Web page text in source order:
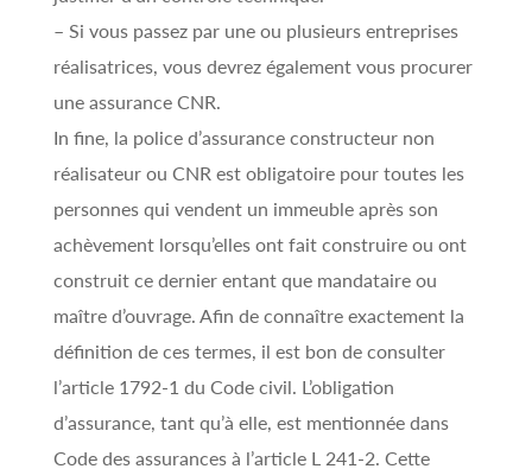
– Si vous passez par une ou plusieurs entreprises
réalisatrices, vous devrez également vous procurer
une assurance CNR.
In fine, la police d’assurance constructeur non
réalisateur ou CNR est obligatoire pour toutes les
personnes qui vendent un immeuble après son
achèvement lorsqu’elles ont fait construire ou ont
construit ce dernier entant que mandataire ou
maître d’ouvrage. Afin de connaître exactement la
définition de ces termes, il est bon de consulter
l’article 1792-1 du Code civil. L’obligation
d’assurance, tant qu’à elle, est mentionnée dans
Code des assurances à l’article L 241-2. Cette